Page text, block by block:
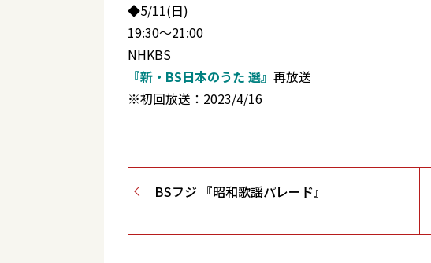
◆5/11(日)
19:30～21:00
NHKBS
『新・BS日本のうた 選』 再放送
※初回放送：2023/4/16
BSフジ 『昭和歌謡パレード』